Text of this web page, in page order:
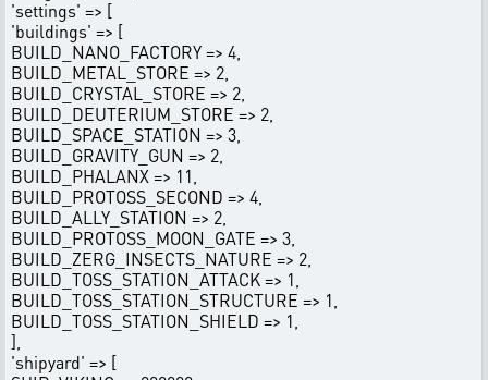
'settings' => [
'buildings' => [
BUILD_NANO_FACTORY => 4,
BUILD_METAL_STORE => 2,
BUILD_CRYSTAL_STORE => 2,
BUILD_DEUTERIUM_STORE => 2,
BUILD_SPACE_STATION => 3,
BUILD_GRAVITY_GUN => 2,
BUILD_PHALANX => 11,
BUILD_PROTOSS_SECOND => 4,
BUILD_ALLY_STATION => 2,
BUILD_PROTOSS_MOON_GATE => 3,
BUILD_ZERG_INSECTS_NATURE => 2,
BUILD_TOSS_STATION_ATTACK => 1,
BUILD_TOSS_STATION_STRUCTURE => 1,
BUILD_TOSS_STATION_SHIELD => 1,
],
'shipyard' => [